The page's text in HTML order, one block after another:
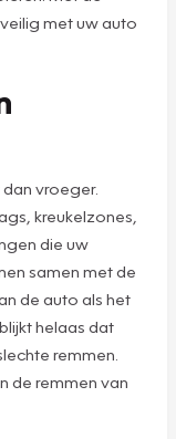
met uw auto
vroeger.
kreukelzones,
die uw
samen met de
de auto als het
helaas dat
remmen.
de remmen van